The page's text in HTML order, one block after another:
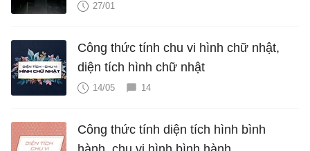
27/01
Công thức tính chu vi hình chữ nhật,
diện tích hình chữ nhật
14/05 14
Công thức tính diện tích hình bình